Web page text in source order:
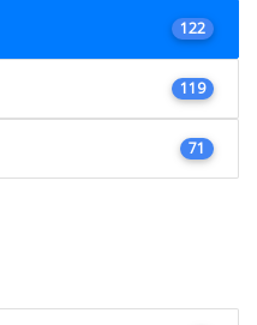
122
119
71